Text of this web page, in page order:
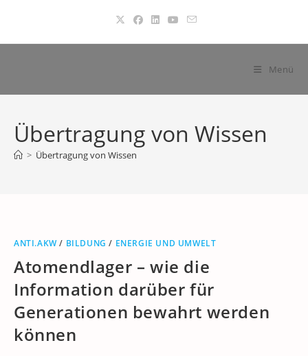
springen
Menü
Übertragung von Wissen
> Übertragung von Wissen
ANTI.AKW/ BILDUNG / ENERGIE UND UMWELT
Atomendlager – wie die
Information darüber für
Generationen bewahrt werden
können